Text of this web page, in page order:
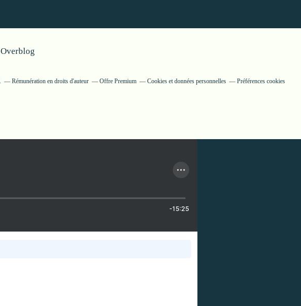
Overblog
Rémunération en droits d'auteur Offre Premium Cookies et données personnelles Préférences cookies
-15:25